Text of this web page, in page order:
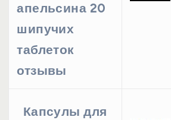
апельсина 20
шипучих
таблеток
отзывы
Капсулы для